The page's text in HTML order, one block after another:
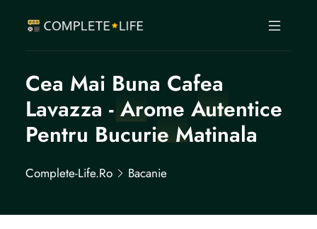
Cea Mai Buna Cafea
Lavazza - Arome Autentice
Pentru Bucurie Matinala
Complete-Life.ro Bacanie